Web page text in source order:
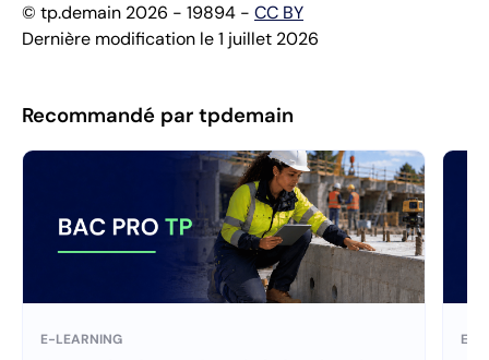
© tp.demain 2026 - 19894 - CC BY
Dernière modification le 1 juillet 2026
Recommandé par tpdemain
E-LEARNING E-